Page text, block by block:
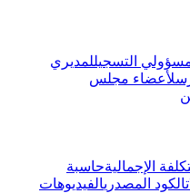
التسجيللمديري
لأعضاء مجلس
الإجماليةحاسبة
الكود المصدريالفيديوهات